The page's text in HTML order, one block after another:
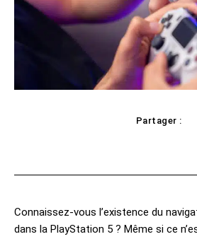
Partager :
Connaissez-vous l’existence du
dans la PlayStation 5 ? Même si ce